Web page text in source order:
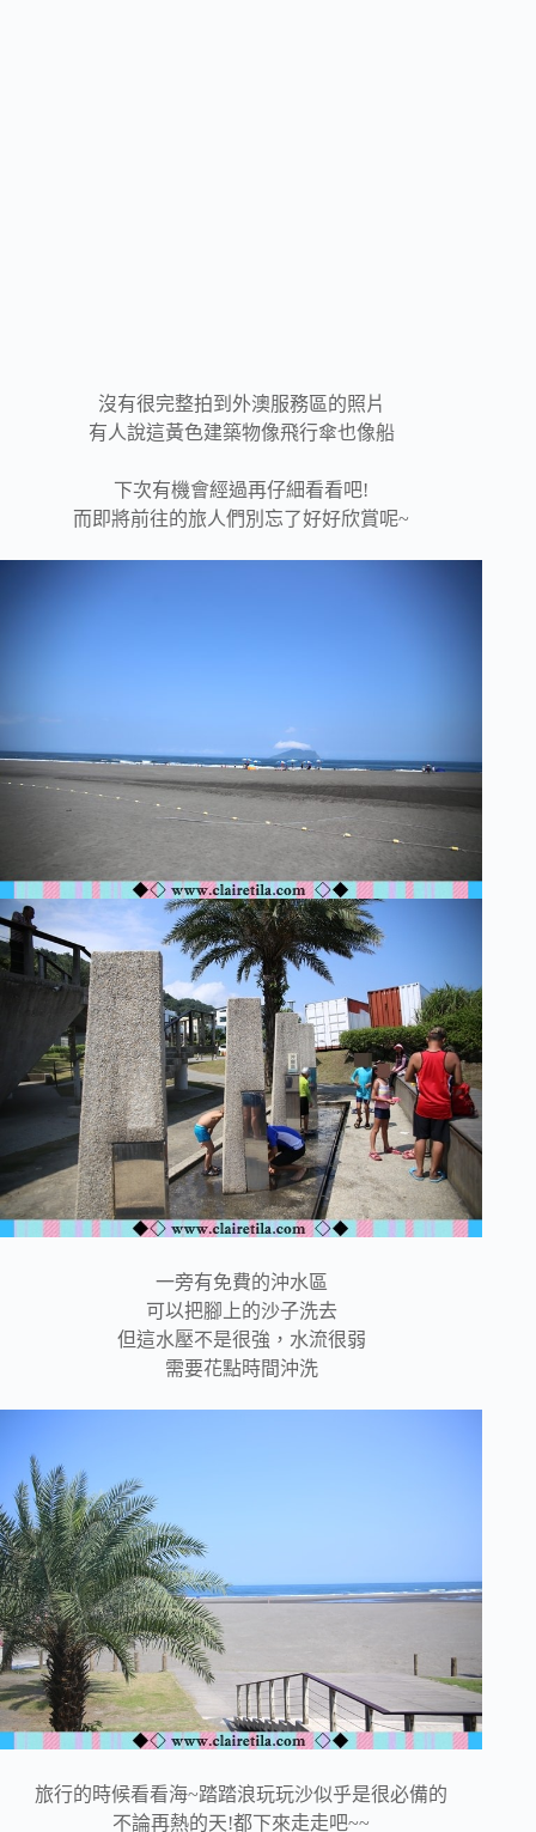
沒有很完整拍到外澳服務區的照片
有人說這黃色建築物像飛行傘也像船
下次有機會經過再仔細看看吧!
而即將前往的旅人們別忘了好好欣賞呢~
一旁有免費的沖水區
可以把腳上的沙子洗去
但這水壓不是很強，水流很弱
需要花點時間沖洗
旅行的時候看看海~踏踏浪玩玩沙似乎是很必備的
不論再熱的天!都下來走走吧~~